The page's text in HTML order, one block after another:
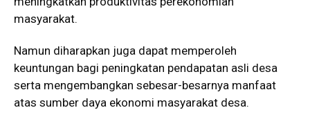
masyarakat.
Namun diharapkan juga dapat memperoleh
keuntungan bagi peningkatan pendapatan asli desa
serta mengembangkan sebesar-besarnya manfaat
atas sumber daya ekonomi masyarakat desa.